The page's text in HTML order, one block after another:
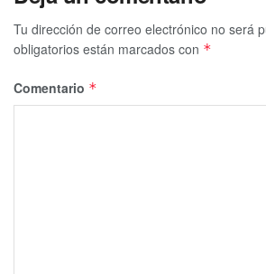
Tu dirección de correo electrónico no será
obligatorios están marcados con *
Comentario *